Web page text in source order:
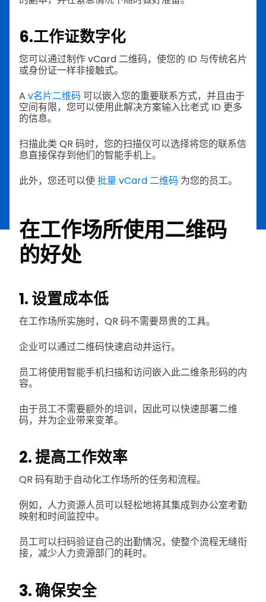
6.工作证数字化
您可以通过制作 vCard 二维码，使您的 ID 与传统名片
或身份证一样非接触式。
A v名片二维码 可以嵌入您的重要联系方式，并且由于
空间有限，您可以使用此解决方案输入比老式 ID 更多
的信息。
扫描此类 QR 码时，您的扫描仪可以选择将您的联系信
息直接保存到他们的智能手机上。
此外，您还可以使批量 vCard 二维码 为您的员工。
在工作场所使用二维码
的好处
1. 设置成本低
在工作场所实施时，QR 码不需要昂贵的工具。
企业可以通过二维码快速启动并运行。
员工将使用智能手机扫描和访问嵌入此二维条形码的内
容。
由于员工不需要额外的培训，因此可以快速部署二维
码，并为企业带来变革。
2. 提高工作效率
QR 码有助于自动化工作场所的任务和流程。
例如，人力资源人员可以轻松地将其集成到办公室考勤
映射和时间监控中。
员工可以扫码验证自己的出勤情况，使整个流程无缝衔
接，减少人力资源部门的耗时。
3. 确保安全